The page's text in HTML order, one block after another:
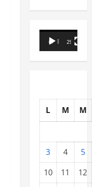
Lecteur
vidéo
00:00 29:21
L M M
3 4
5
10
11
12